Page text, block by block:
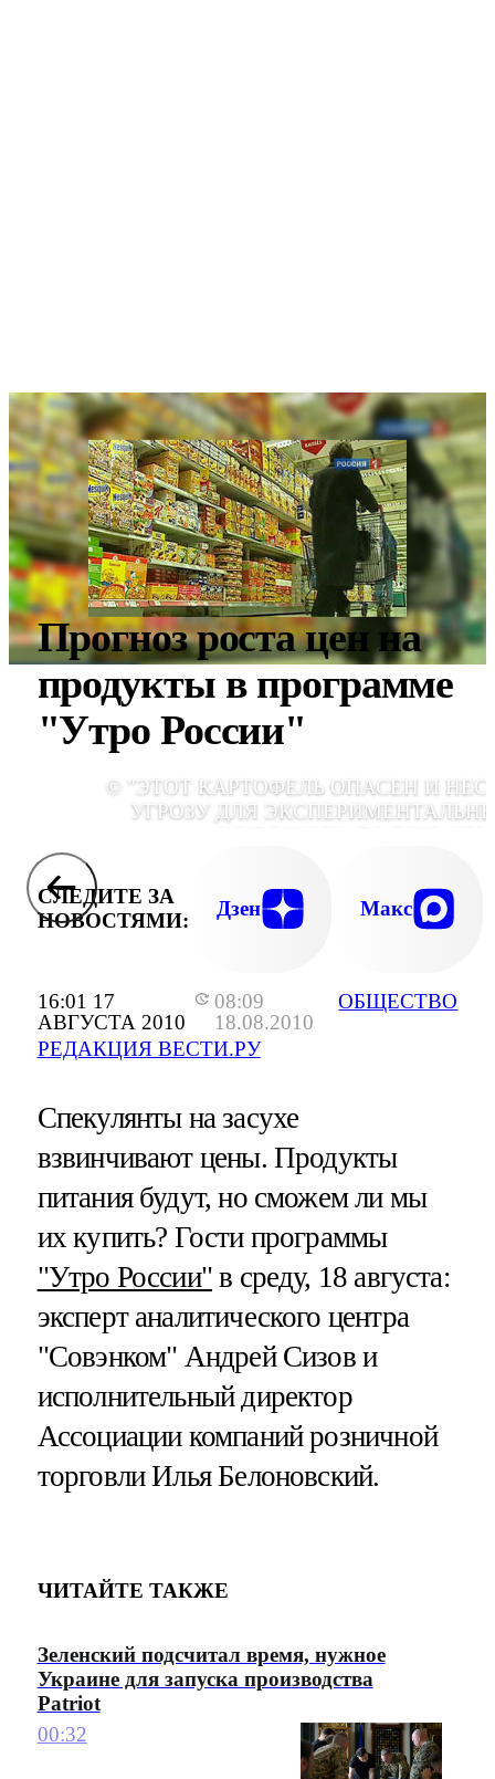
16:01 17
АВГУСТА 2010
08:09
18.08.2010
РЕДАКЦИЯ ВЕСТИ.РУ
ОБЩЕСТВО
Прогноз роста цен на
продукты в программе
"Утро России"
© "ЭТОТ КАРТОФЕЛЬ ОПАСЕН И
УГРОЗУ ДЛЯ
ИССЛЕДОВАНИЯ, КОТОРЫЕ
НЕЗАВИСИМЫМИ
ПОКАЗЫВАЮТ ТЕ ЖЕ САМЫЕ
ИЗМЕНЕНИЕ КРОВИ,
СЛЕДИТЕ ЗА
НОВОСТЯМИ:
Дзен Макс
Спекулянты на засухе
взвинчивают цены. Продукты
питания будут, но сможем ли мы
их купить? Гости программы
"Утро России" в среду, 18 августа:
эксперт аналитического центра
"Совэнком" Андрей Сизов и
исполнительный директор
Ассоциации компаний розничной
торговли Илья Белоновский.
ЧИТАЙТЕ ТАКЖЕ
Зеленский подсчитал время, нужное
Украине для запуска производства
Patriot
00:32